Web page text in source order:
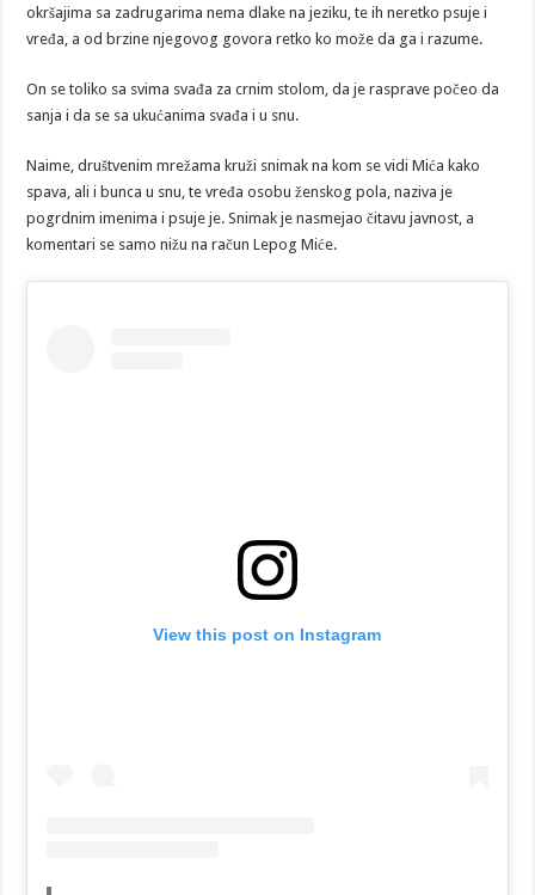
okršajima sa zadrugarima nema dlake na jeziku, te ih neretko psuje i
vređa, a od brzine njegovog govora retko ko može da ga i razume.
On se toliko sa svima svađa za crnim stolom, da je rasprave počeo da
sanja i da se sa ukućanima svađa i u snu.
Naime, društvenim mrežama kruži snimak na kom se vidi Mića kako
spava, ali i bunca u snu, te vređa osobu ženskog pola, naziva je
pogrdnim imenima i psuje je. Snimak je nasmejao čitavu javnost, a
komentari se samo nižu na račun Lepog Miće.
View this post on Instagram